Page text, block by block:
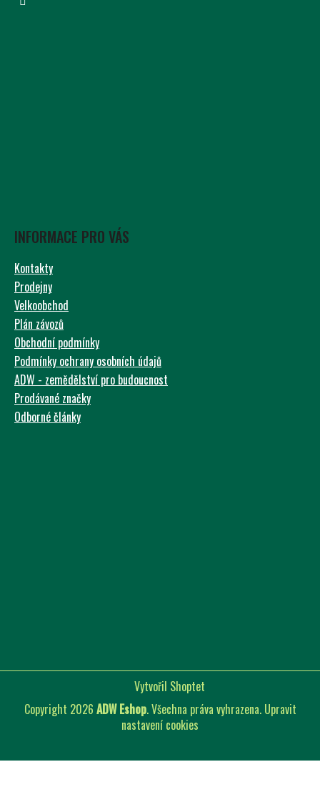
INFORMACE PRO VÁS
Kontakty
Prodejny
Velkoobchod
Plán závozů
Obchodní podmínky
Podmínky ochrany osobních údajů
ADW - zemědělství pro budoucnost
Prodávané značky
Odborné články
Vytvořil Shoptet
Copyright 2026 ADW Eshop. Všechna práva vyhrazena. Upravit
nastavení cookies